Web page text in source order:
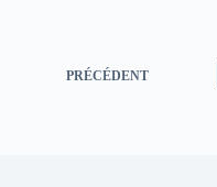
PRÉCÉDENT